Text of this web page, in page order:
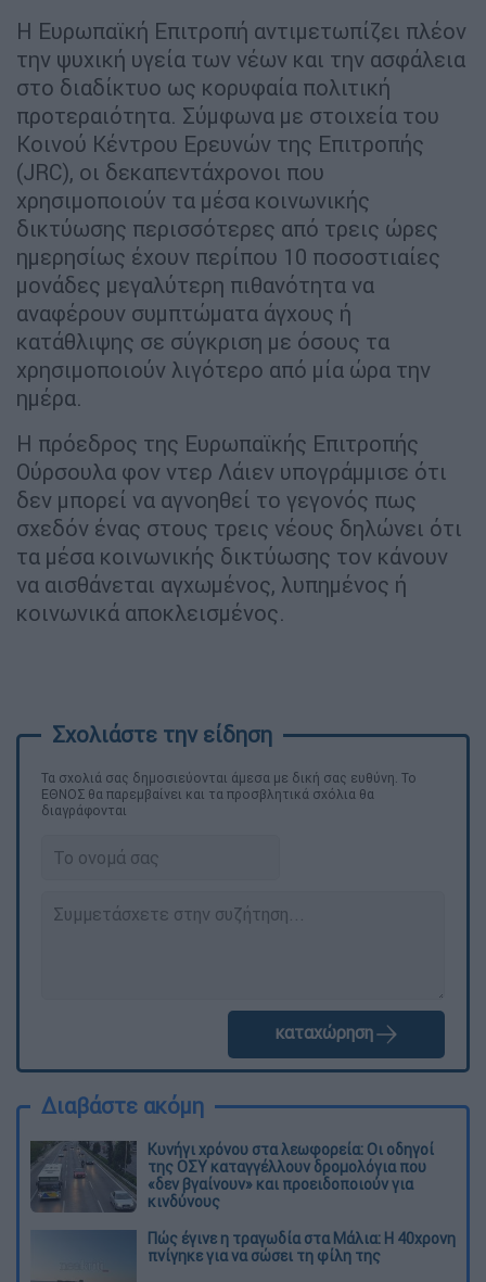
Η Ευρωπαϊκή Επιτροπή αντιμετωπίζει πλέον
την ψυχική υγεία των νέων και την ασφάλεια
στο διαδίκτυο ως κορυφαία πολιτική
προτεραιότητα. Σύμφωνα με στοιχεία του
Κοινού Κέντρου Ερευνών της Επιτροπής
(JRC), οι δεκαπεντάχρονοι που
χρησιμοποιούν τα μέσα κοινωνικής
δικτύωσης περισσότερες από τρεις ώρες
ημερησίως έχουν περίπου 10 ποσοστιαίες
μονάδες μεγαλύτερη πιθανότητα να
αναφέρουν συμπτώματα άγχους ή
κατάθλιψης σε σύγκριση με όσους τα
χρησιμοποιούν λιγότερο από μία ώρα την
ημέρα.
Η πρόεδρος της Ευρωπαϊκής Επιτροπής
Ούρσουλα φον ντερ Λάιεν υπογράμμισε ότι
δεν μπορεί να αγνοηθεί το γεγονός πως
σχεδόν ένας στους τρεις νέους δηλώνει ότι
τα μέσα κοινωνικής δικτύωσης τον κάνουν
να αισθάνεται αγχωμένος, λυπημένος ή
κοινωνικά αποκλεισμένος.
Τα σχολιά σας δημοσιεύονται άμεσα με δική σας ευθύνη. Το
ΕΘΝΟΣ θα παρεμβαίνει και τα προσβλητικά σχόλια θα
διαγράφονται
καταχώρηση
Διαβάστε ακόμη
Κυνήγι χρόνου στα λεωφορεία: Οι οδηγοί
της ΟΣΥ καταγγέλλουν δρομολόγια που
«δεν βγαίνουν» και προειδοποιούν για
κινδύνους
Πώς έγινε η τραγωδία στα Μάλια: Η 40χρονη
πνίγηκε για να σώσει τη φίλη της